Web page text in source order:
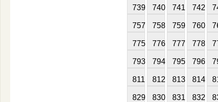
739 740 741 742
757 758 759 760
775 776 777 778
793 794 795 796
811 812 813 814
829 830 831 832